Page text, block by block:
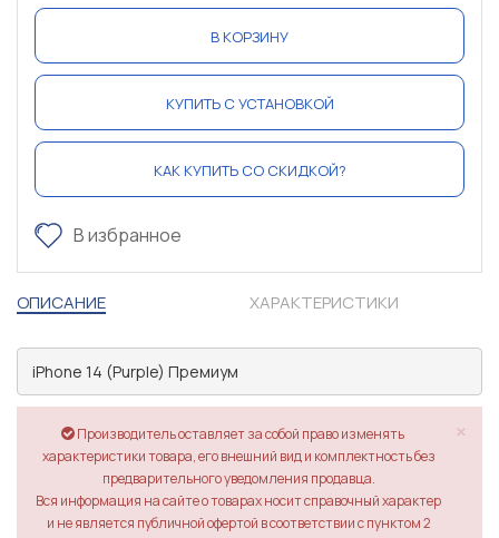
В КОРЗИНУ
КУПИТЬ С УСТАНОВКОЙ
КАК КУПИТЬ СО СКИДКОЙ?
В избранное
ОПИСАНИЕ ХАРАКТЕРИСТИКИ
iPhone 14 (Purple) Премиум
×
Производитель оставляет за собой право изменять
характеристики товара, его внешний вид и комплектность без
предварительного уведомления продавца.
Вся информация на сайте о товарах носит справочный характер
и не является публичной офертой в соответствии с пунктом 2